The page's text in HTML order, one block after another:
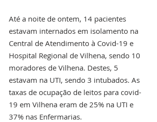
Até a noite de ontem, 14 pacientes
estavam internados em isolamento na
Central de Atendimento à Covid-19 e
Hospital Regional de Vilhena, sendo 10
moradores de Vilhena. Destes, 5
estavam na UTI, sendo 3 intubados. As
taxas de ocupação de leitos para covid-
19 em Vilhena eram de 25% na UTI e
37% nas Enfermarias.